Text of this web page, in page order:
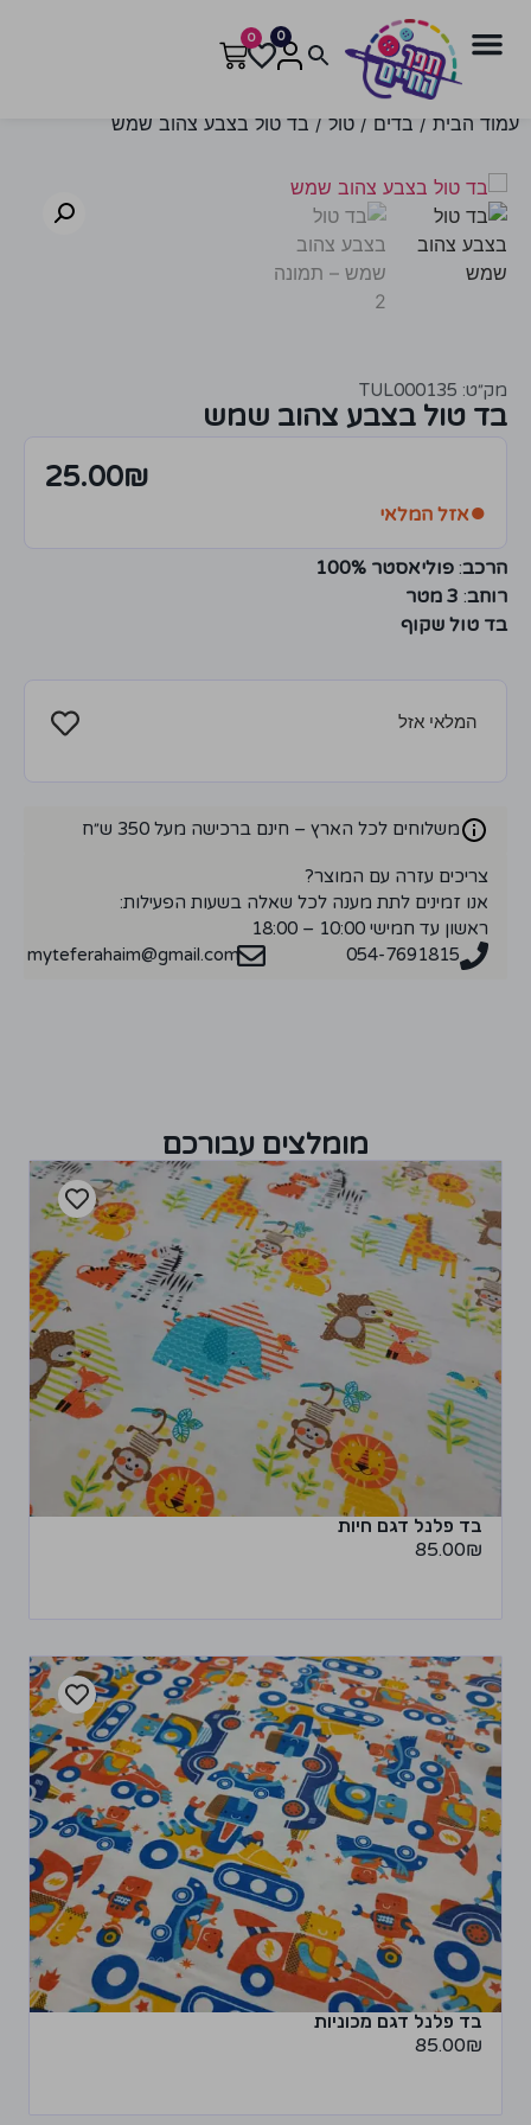
0
0
עמוד הבית / בדים / טול / בד טול בצבע צהוב שמש
מק״ט: TUL000135
בד טול בצבע צהוב שמש
25.00₪
●אזל המלאי
הרכב: פוליאסטר 100%
רוחב: 3 מטר
בד טול שקוף
המלאי אזל
משלוחים לכל הארץ – חינם ברכישה מעל 350 ש״ח
צריכים עזרה עם המוצר?
אנו זמינים לתת מענה לכל שאלה בשעות הפעילות:
ראשון עד חמישי 10:00 – 18:00
054-7691815
myteferahaim@gmail.com
מומלצים עבורכם
בד פלנל דגם חיות
85.00₪
בד פלנל דגם מכוניות
85.00₪